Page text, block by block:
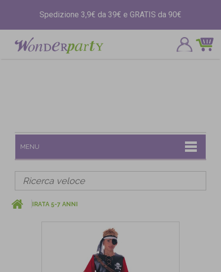
Spedizione 3,9€ da 39€ e GRATIS da 90€
MENU
PIRATA 5-7 ANNI